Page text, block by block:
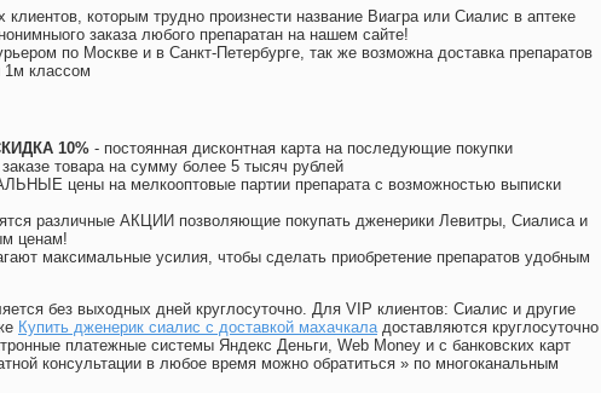
которым трудно произнести название Виагра или Сиалис в аптеке
заказа любого препаратан на нашем сайте!
по Москве и в Санкт-Петербурге, так же возможна доставка препаратов
1м классом
10% - постоянная дисконтная карта на последующие покупки
заказе товара на сумму более 5 тысяч рублей
цены на мелкооптовые партии препарата с возможностью выписки
различные АКЦИИ позволяющие покупать дженерики Левитры, Сиалиса и
ценам!
максимальные усилия, чтобы сделать приобретение препаратов удобным
без выходных дней круглосуточно. Для VIP клиентов: Сиалис и другие
Купить дженерик сиалис с доставкой махачкаладоставляются круглосуточно
платежные системы Яндекс Деньги, Web Money и с банковских карт
консультации в любое время можно обратиться » по многоканальным